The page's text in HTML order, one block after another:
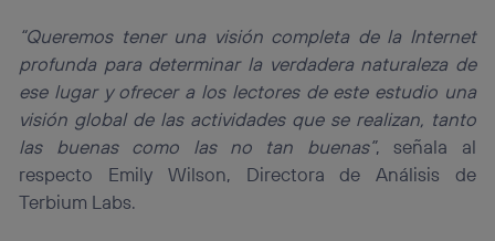
“Queremos tener una visión completa de la Internet
profunda para determinar la verdadera naturaleza de
ese lugar y ofrecer a los lectores de este estudio una
visión global de las actividades que se realizan, tanto
las buenas como las no tan buenas”, señala al
respecto Emily Wilson, Directora de Análisis de
Terbium Labs.
actividades de navegación de los miembros del hogar
que hayan dado su consentimiento.
Si utilizas
datos móviles
, el marketing será más
personalizado, ya que se basará únicamente en la
navegación del usuario del móvil.
Puedes gestionar los consentimientos Utiq seleccionando
“Administrar Utiq” en la parte inferior de esta página web o
visitando el portal de privacidad de Utiq
(“consenthub”)